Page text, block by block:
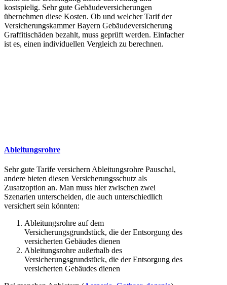
kostspielig. Sehr gute Gebäudeversicherungen
übernehmen diese Kosten. Ob und welcher Tarif der
Versicherungskammer Bayern Gebäudeversicherung
Graffitischäden bezahlt, muss geprüft werden. Einfacher
ist es, einen individuellen Vergleich zu berechnen.
Ableitungsrohre
Sehr gute Tarife versichern Ableitungsrohre Pauschal,
andere bieten diesen Versicherungsschutz als
Zusatzoption an. Man muss hier zwischen zwei
Szenarien unterscheiden, die auch unterschiedlich
versichert sein könnten:
Ableitungsrohre auf dem
Versicherungsgrundstück, die der Entsorgung des
versicherten Gebäudes dienen
Ableitungsrohre außerhalb des
Versicherungsgrundstück, die der Entsorgung des
versicherten Gebäudes dienen